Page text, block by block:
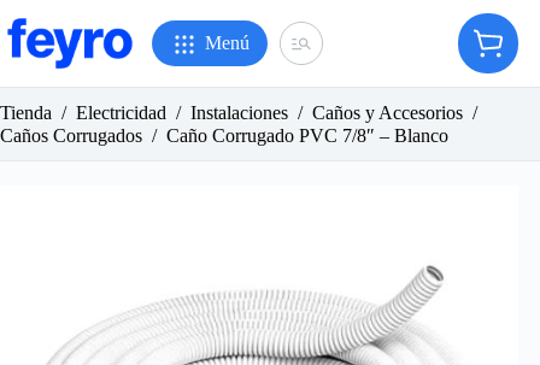
al
contenido
Menú
Carro
de
Tienda / Electricidad / Instalaciones / Caños y Accesorios /
Caños Corrugados / Caño Corrugado PVC 7/8″ – Blanco